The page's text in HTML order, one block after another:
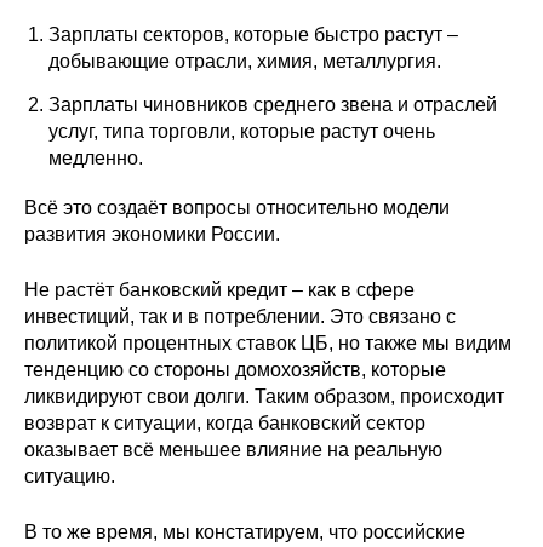
Зарплаты секторов, которые быстро растут –
добывающие отрасли, химия, металлургия.
Зарплаты чиновников среднего звена и отраслей
услуг, типа торговли, которые растут очень
медленно.
Всё это создаёт вопросы относительно модели
развития экономики России.
Не растёт банковский кредит – как в сфере
инвестиций, так и в потреблении. Это связано с
политикой процентных ставок ЦБ, но также мы видим
тенденцию со стороны домохозяйств, которые
ликвидируют свои долги. Таким образом, происходит
возврат к ситуации, когда банковский сектор
оказывает всё меньшее влияние на реальную
ситуацию.
В то же время, мы констатируем, что российские